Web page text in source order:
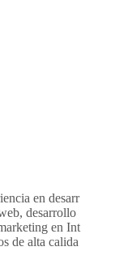
en desarr
desarrollo
en Int
de alta calida